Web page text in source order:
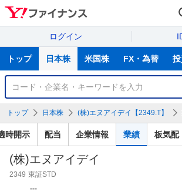
ログイン
サ
トップ 日本株 米国株 FX・為替
銘
検
索
トップ 日本株 (株)エヌアイデイ【2349.T】
時開示 配当 企業情報 業績 板気配
(株)エヌアイデイ
2349 東証STD
---